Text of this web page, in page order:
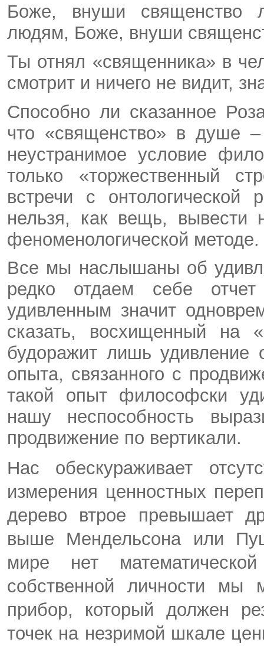
Боже, внуши священство
людям, Боже, внуши
Ты отнял «священника» в
смотрит и ничего не видит,
Способно ли сказанное
что «священство» в душе
неустранимое условие
только «торжественный
встречи с онтологической
нельзя, как вещь, вывести
феноменологической методе.
Все мы наслышаны об
редко отдаем себе
удивленным значит
сказать, восхищенный на
будоражит лишь удивление
опыта, связанного с
такой опыт философски
нашу неспособность
продвижение по вертикали.
Нас обескураживает
измерения ценностных
дерево втрое превышает
выше Мендельсона или
мире нет
собственной личности мы
прибор, который должен
точек на незримой шкале